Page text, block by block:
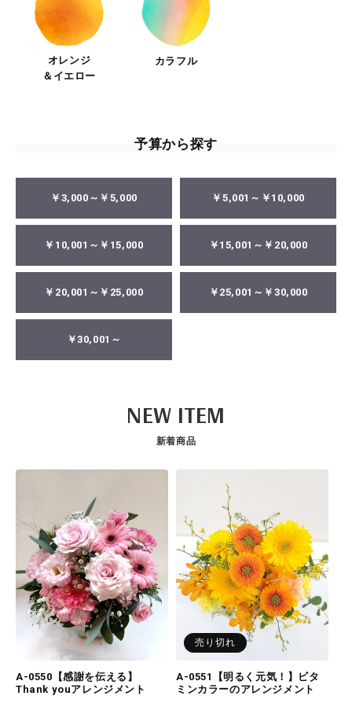
オレンジ
＆イエロー
カラフル
予算から探す
￥3,000～￥5,000 ￥5,001～￥10,000
￥10,001～￥15,000 ￥15,001～￥20,000
￥20,001～￥25,000 ￥25,001～￥30,000
￥30,001～
NEW ITEM
新着商品
A-0550【感謝を伝える】
Thank youアレンジメント
売り切れ
A-0551【明るく元気！】ビタ
ミンカラーのアレンジメント